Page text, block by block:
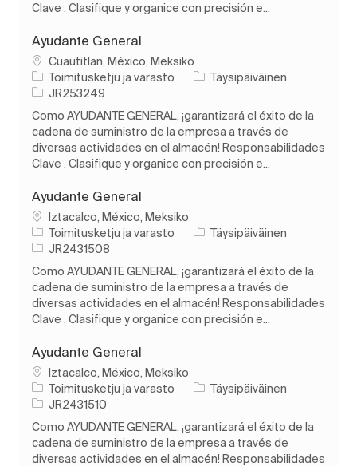
Clave . Clasifique y organice con precisión e...
Ayudante General
PaikkaCuautitlan, México, Meksiko
Luokka
Toimitusketju ja varasto Työn tyyppi
Täysipäiväinen
Työn tunnus
JR253249
Como AYUDANTE GENERAL, ¡garantizará el éxito de la
cadena de suministro de la empresa a través de
diversas actividades en el almacén! Responsabilidades
Clave . Clasifique y organice con precisión e...
Ayudante General
PaikkaIztacalco, México, Meksiko
Luokka
Toimitusketju ja varasto Työn tyyppi
Täysipäiväinen
Työn tunnus
JR2431508
Como AYUDANTE GENERAL, ¡garantizará el éxito de la
cadena de suministro de la empresa a través de
diversas actividades en el almacén! Responsabilidades
Clave . Clasifique y organice con precisión e...
Ayudante General
PaikkaIztacalco, México, Meksiko
Luokka
Toimitusketju ja varasto Työn tyyppi
Täysipäiväinen
Työn tunnus
JR2431510
Como AYUDANTE GENERAL, ¡garantizará el éxito de la
cadena de suministro de la empresa a través de
diversas actividades en el almacén! Responsabilidades